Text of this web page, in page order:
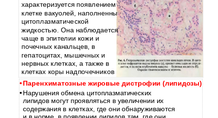
характеризуется появлением
клетке вакуолей, наполненны
цитоплазматической
жидкостью. Она наблюдается
чаще в эпителии кожи и
почечных канальцев, в
гепатоцитах, мышечных и
нервных клетках, а также в
клетках коры надпочечников
•Паренхиматозные жировые дистрофии (липидозы)
• Нарушения обмена цитоплазматических
липидов могут проявляться в увеличении их
содержания в клетках, где они обнаруживаются